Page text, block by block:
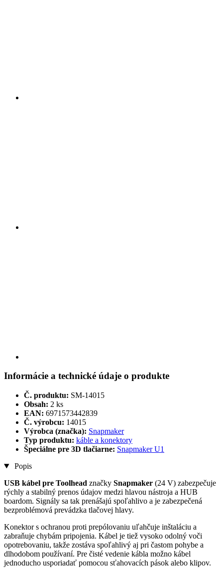
Informácie a technické údaje o produkte
Č. produktu: SM-14015
Obsah: 2 ks
EAN: 6971573442839
Č. výrobcu: 14015
Výrobca (značka): Snapmaker
Typ produktu: káble a konektory
Špeciálne pre 3D tlačiarne: Snapmaker U1
Popis
USB kábel pre Toolhead značky Snapmaker (24 V) zabezpečuje
rýchly a stabilný prenos údajov medzi hlavou nástroja a HUB
boardom. Signály sa tak prenášajú spoľahlivo a je zabezpečená
bezproblémová prevádzka tlačovej hlavy.
Konektor s ochranou proti prepólovaniu uľahčuje inštaláciu a
zabraňuje chybám pripojenia. Kábel je tiež vysoko odolný voči
opotrebovaniu, takže zostáva spoľahlivý aj pri častom pohybe a
dlhodobom používaní. Pre čisté vedenie kábla možno kábel
jednoducho usporiadať pomocou sťahovacích pások alebo klipov.